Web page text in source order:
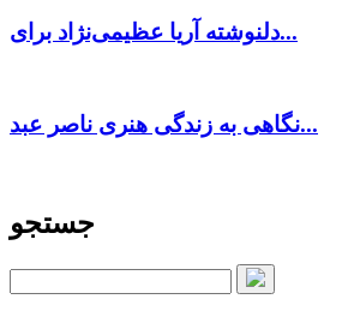
دلنوشته آریا عظیمی‌نژاد برای...
نگاهی به زندگی هنری ناصر عبد...
جستجو